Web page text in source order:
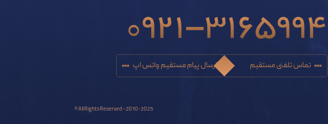
0921-3165994
تماس تلفنی مستقیم ارسال پیام مستقیم واتس اپ
All Rights Reserved - 2010-2025 ©